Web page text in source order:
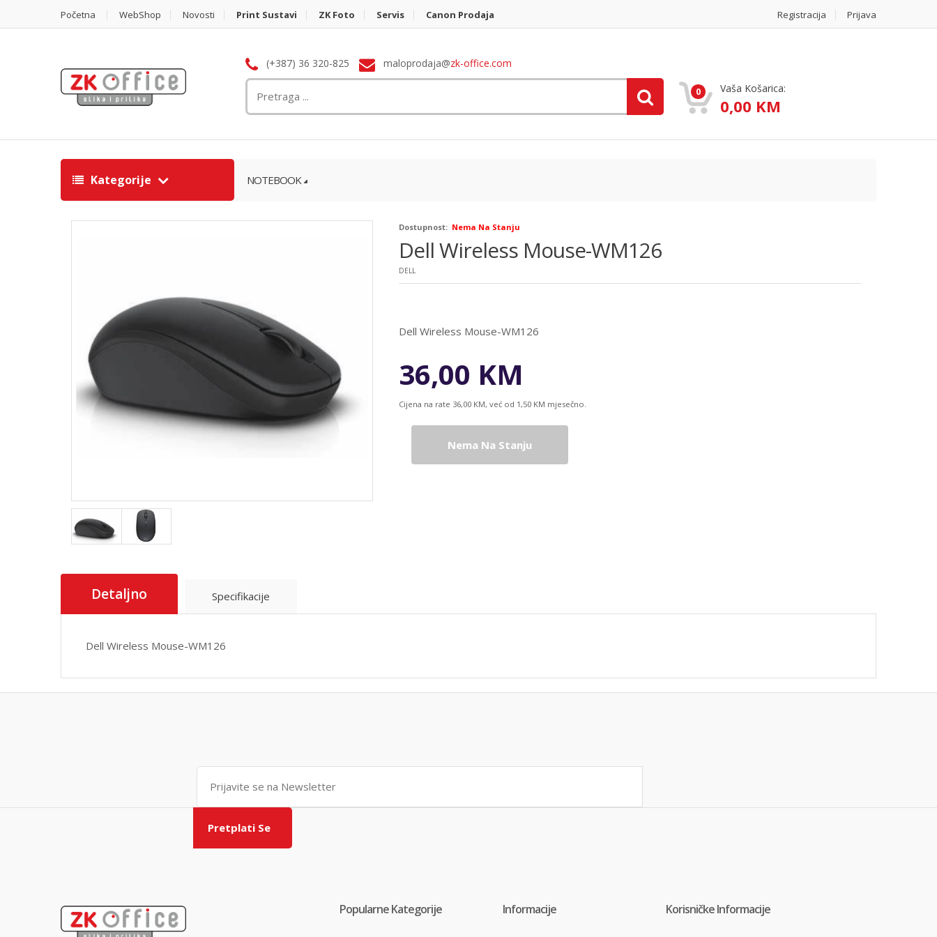
Početna WebShop Novosti Print Sustavi ZK Foto Servis Canon Prodaja Registracija Prijava
(+387) 36 320-825 maloprodaja@zk-office.com
0 Vaša Košarica:
0,00 KM
Kategorije NOTEBOOK
Dostupnost: Nema Na Stanju
Dell Wireless Mouse-WM126
DELL
Dell Wireless Mouse-WM126
36,00 KM
Cijena na rate 36,00 KM, već od 1,50 KM mjesečno.
Nema Na Stanju
Detaljno Specifikacije
Dell Wireless Mouse-WM126
Pretplati Se
Popularne Kategorije Informacije Korisničke Informacije